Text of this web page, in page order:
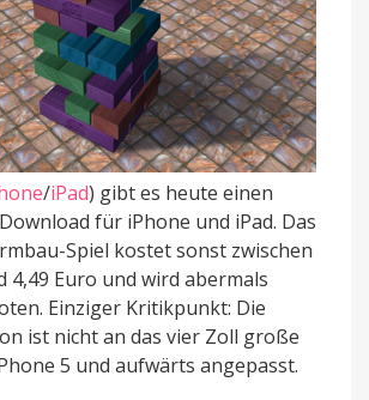
/iPad) gibt es heute einen
für iPhone und iPad. Das
Spiel kostet sonst zwischen
4,49 Euro und wird abermals
Einziger Kritikpunkt: Die
ist nicht an das vier Zoll große
5 und aufwärts angepasst.